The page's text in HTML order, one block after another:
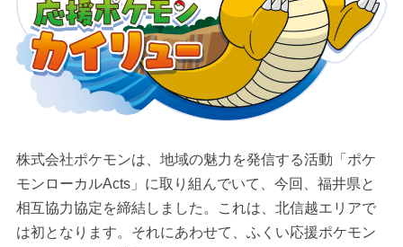
株式会社ポケモンは、地域の魅力を発信する活動「ポケ
モンローカルActs」に取り組んでいて、今回、福井県と
相互協力協定を締結しました。これは、北信越エリアで
は初となります。それにあわせて、ふくい応援ポケモン